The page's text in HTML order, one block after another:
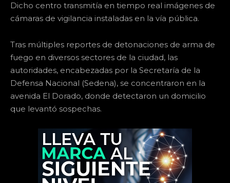
Dicho centro transmitía en tiempo real imágenes de
cámaras de vigilancia instaladas en la vía pública.
Tras múltiples reportes de detonaciones de arma de
fuego en diversos sectores de la ciudad, las
autoridades, encabezadas por la Secretaría de la
Defensa Nacional (Sedena), se concentraron en la
avenida El Dorado, donde detectaron un domicilio
que levantó sospechas.